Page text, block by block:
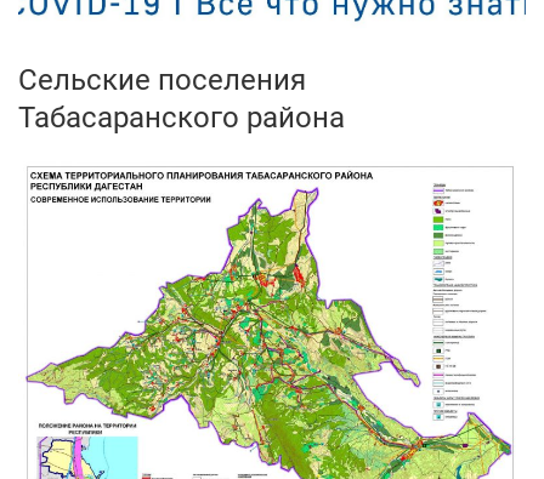
Сельские поселения
Табасаранского района